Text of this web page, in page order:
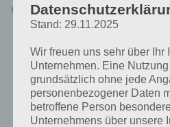
Zur Übersicht :4 Bilder 1 Wort
2023!
Stand: 29.11.2025
Wir freuen uns sehr über Ihr
Unternehmen. Eine
grundsätzlich ohne jede
personenbezogener Daten
betroffene Person
Unternehmens über unsere